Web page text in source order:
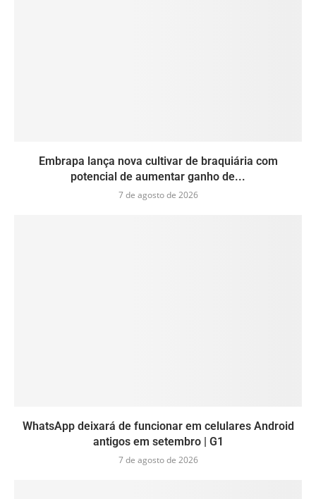
Embrapa lança nova cultivar de braquiária com
potencial de aumentar ganho de...
7 de agosto de 2026
WhatsApp deixará de funcionar em celulares Android
antigos em setembro | G1
7 de agosto de 2026